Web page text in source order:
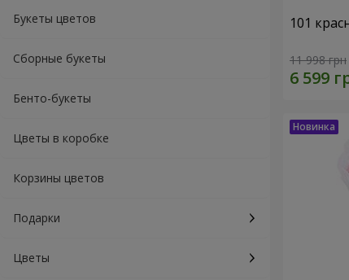
Букеты цветов
Сборные букеты
Бенто-букеты
Цветы в коробке
Корзины цветов
Подарки
Цветы
101
11 998 грн